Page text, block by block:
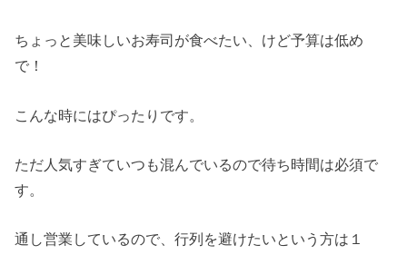
ちょっと美味しいお寿司が食べたい、けど予算は低め
で！
こんな時にはぴったりです。
ただ人気すぎていつも混んでいるので待ち時間は必須で
す。
通し営業しているので、行列を避けたいという方は１